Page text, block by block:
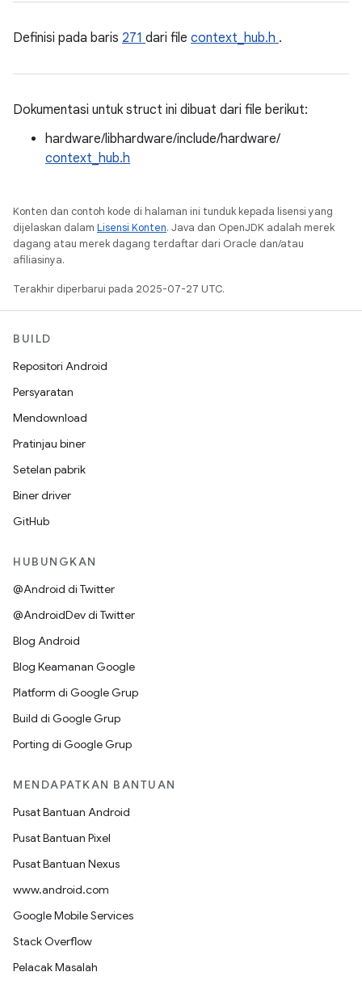
Definisi pada baris 271 dari file context_hub.h .
Dokumentasi untuk struct ini dibuat dari file berikut:
hardware/libhardware/include/hardware/
context_hub.h
Konten dan contoh kode di halaman ini tunduk kepada lisensi yang
dijelaskan dalam Lisensi Konten. Java dan OpenJDK adalah merek
dagang atau merek dagang terdaftar dari Oracle dan/atau
afiliasinya.
Terakhir diperbarui pada 2025-07-27 UTC.
BUILD
Repositori Android
Persyaratan
Mendownload
Pratinjau biner
Setelan pabrik
Biner driver
GitHub
HUBUNGKAN
@Android di Twitter
@AndroidDev di Twitter
Blog Android
Blog Keamanan Google
Platform di Google Grup
Build di Google Grup
Porting di Google Grup
MENDAPATKAN BANTUAN
Pusat Bantuan Android
Pusat Bantuan Pixel
Pusat Bantuan Nexus
www.android.com
Google Mobile Services
Stack Overflow
Pelacak Masalah